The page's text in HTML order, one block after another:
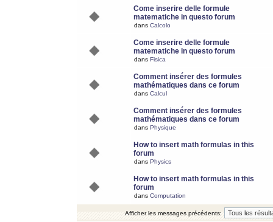
Come inserire delle formule
matematiche in questo forum
dans Calcolo
Come inserire delle formule
matematiche in questo forum
dans Fisica
Comment insérer des formules
mathématiques dans ce forum
dans Calcul
Comment insérer des formules
mathématiques dans ce forum
dans Physique
How to insert math formulas in this
forum
dans Physics
How to insert math formulas in this
forum
dans Computation
Afficher les messages précédents: